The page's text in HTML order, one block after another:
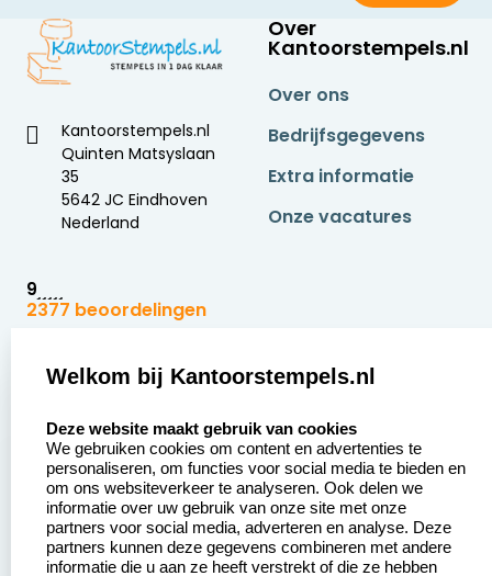
Kantoorstempels.nl
Quinten Matsyslaan
35
5642 JC Eindhoven
Nederland
9
2377 beoordelingen
Over
Kantoorstempels.nl
Over ons
Bedrijfsgegevens
Extra informatie
Onze vacatures
Zakelijk:
Aanvraag op maat
Betaling &
Verzending
Wederverkoper
worden
Klantenservice:
Contact opnemen
Veel gestelde vragen
Retourneren
Herroepingsrecht
Welkom bij Kantoorstempels.nl
Deze website maakt gebruik van cookies
We gebruiken cookies om content en advertenties te
personaliseren, om functies voor social media te bieden en
om ons websiteverkeer te analyseren. Ook delen we
informatie over uw gebruik van onze site met onze
partners voor social media, adverteren en analyse. Deze
partners kunnen deze gegevens combineren met andere
informatie die u aan ze heeft verstrekt of die ze hebben